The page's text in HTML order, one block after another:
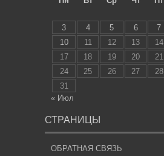
3
4 5 6 7
10
11 12 13 14
17
18 19 20 21
24
25 26 27 28
31
« Июл
СТРАНИЦЫ
ОБРАТНАЯ СВЯЗЬ